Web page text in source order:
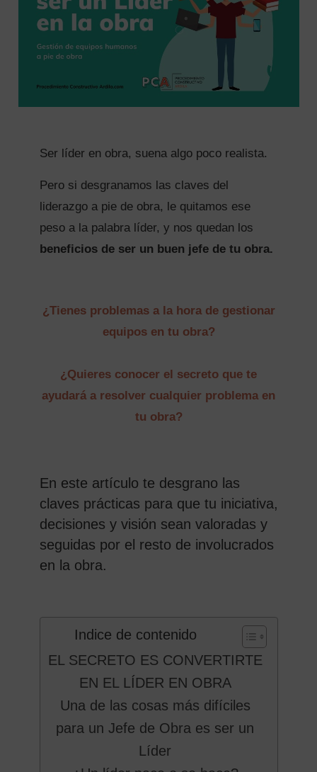
SEARCH FORM
Ser líder en obra, suena algo poco realista.
Pero si desgranamos las claves del
liderazgo a pie de obra, le quitamos ese
peso a la palabra líder, y nos quedan los
beneficios de ser un buen jefe de tu obra.
¿Tienes problemas a la hora de gestionar
equipos en tu obra?
¿Quieres conocer el secreto que te
ayudará a resolver cualquier problema en
tu obra?
En este artículo te desgrano las
claves prácticas para que tu iniciativa,
decisiones y visión sean valoradas y
seguidas por el resto de involucrados
en la obra.
Indice de contenido
EL SECRETO ES CONVERTIRTE
EN EL LÍDER EN OBRA
Una de las cosas más difíciles
para un Jefe de Obra es ser un
Líder